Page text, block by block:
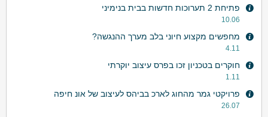
פתיחת 2 תערוכות חדשות בבית בנימיני
10.06
מחפשים מקצוע חיוני בלב מערך ההנגשה?
4.11
חוקרים בטכניון זכו בפרס עיצוב יוקרתי
1.11
פרויקטי גמר מהחוג לארכ בביהס לעיצוב של אונ חיפה
26.07